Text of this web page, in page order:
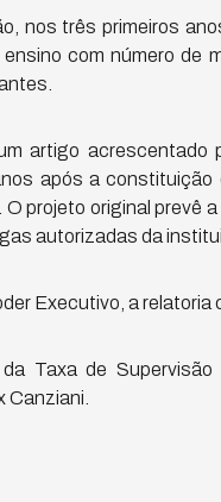
nos três primeiros
com número de
artigo acrescentado
após a
projeto original prevê
autorizadas da
Executivo, a relatoria
Taxa de
Canziani.